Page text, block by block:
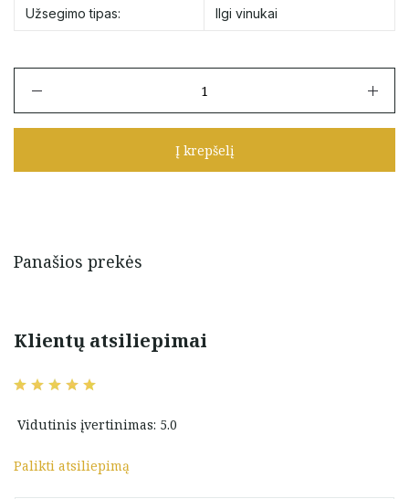
Užsegimo tipas: Ilgi vinukai
Auksiniai
su
Į krepšelį
Panašios prekės
Klientų atsiliepimai
Vidutinis įvertinimas: 5.0
Palikti atsiliepimą